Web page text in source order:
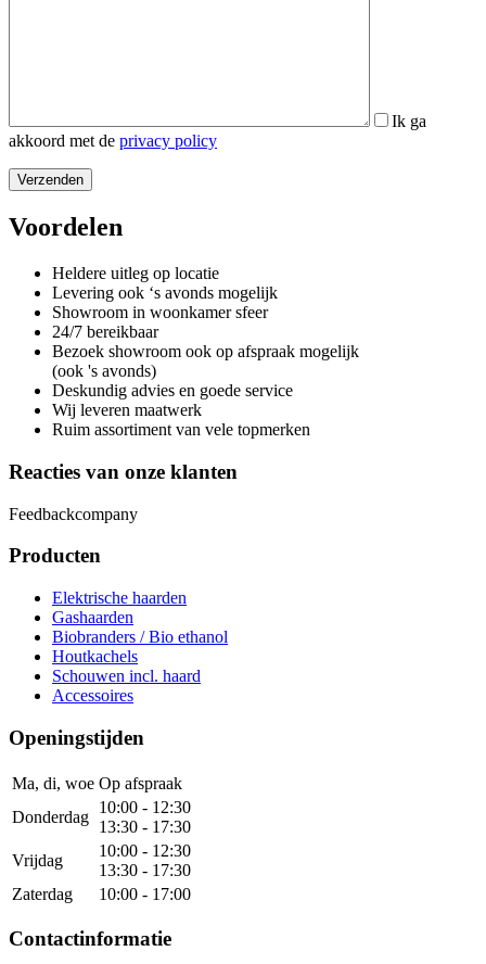
Ik ga
akkoord met de privacy policy
Voordelen
Heldere uitleg op locatie
Levering ook ‘s avonds mogelijk
Showroom in woonkamer sfeer
24/7 bereikbaar
Bezoek showroom ook op afspraak mogelijk
(ook 's avonds)
Deskundig advies en goede service
Wij leveren maatwerk
Ruim assortiment van vele topmerken
Reacties van onze klanten
Feedbackcompany
Producten
Elektrische haarden
Gashaarden
Biobranders / Bio ethanol
Houtkachels
Schouwen incl. haard
Accessoires
Openingstijden
Ma, di, woe Op afspraak
Donderdag
10:00 - 12:30
13:30 - 17:30
Vrijdag
10:00 - 12:30
13:30 - 17:30
Zaterdag
10:00 - 17:00
Contactinformatie